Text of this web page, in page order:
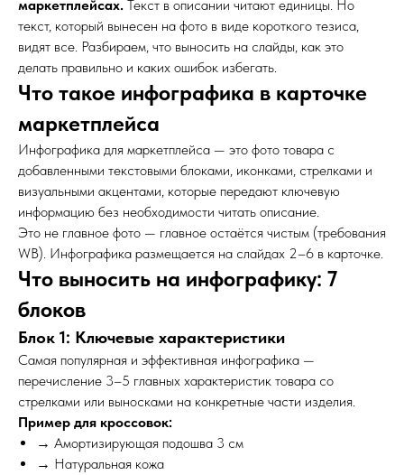
маркетплейсах. Текст в описании читают единицы. Но
текст, который вынесен на фото в виде короткого тезиса,
видят все. Разбираем, что выносить на слайды, как это
делать правильно и каких ошибок избегать.
Что такое инфографика в карточке
маркетплейса
Инфографика для маркетплейса — это фото товара с
добавленными текстовыми блоками, иконками, стрелками и
визуальными акцентами, которые передают ключевую
информацию без необходимости читать описание.
Это не главное фото — главное остаётся чистым (требования
WB). Инфографика размещается на слайдах 2–6 в карточке.
Что выносить на инфографику: 7
блоков
Блок 1: Ключевые характеристики
Самая популярная и эффективная инфографика —
перечисление 3–5 главных характеристик товара со
стрелками или выносками на конкретные части изделия.
Пример для кроссовок:
→ Амортизирующая подошва 3 см
→ Натуральная кожа